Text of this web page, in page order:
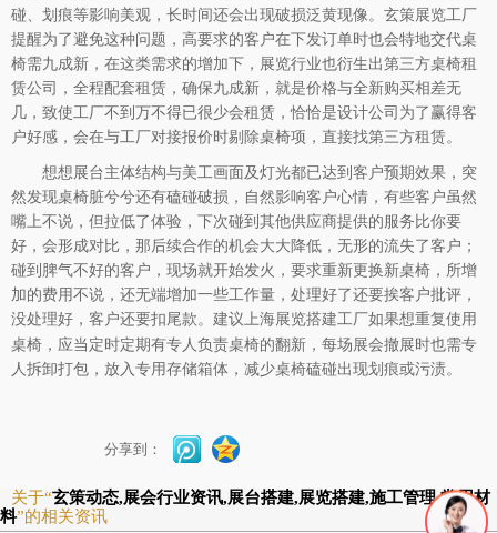
碰、划痕等影响美观，长时间还会出现破损泛黄现像。玄策展览工厂
提醒为了避免这种问题，高要求的客户在下发订单时也会特地交代桌
椅需九成新，在这类需求的增加下，展览行业也衍生出第三方桌椅租
赁公司，全程配套租赁，确保九成新，就是价格与全新购买相差无
几，致使工厂不到万不得已很少会租赁，恰恰是设计公司为了赢得客
户好感，会在与工厂对接报价时剔除桌椅项，直接找第三方租赁。
想想展台主体结构与美工画面及灯光都已达到客户预期效果，突
然发现桌椅脏兮兮还有磕碰破损，自然影响客户心情，有些客户虽然
嘴上不说，但拉低了体验，下次碰到其他供应商提供的服务比你要
好，会形成对比，那后续合作的机会大大降低，无形的流失了客户；
碰到脾气不好的客户，现场就开始发火，要求重新更换新桌椅，所增
加的费用不说，还无端增加一些工作量，处理好了还要挨客户批评，
没处理好，客户还要扣尾款。建议 上海展览搭建工厂如果想重复使用
桌椅，应当定时定期有专人负责桌椅的翻新，每场展会撤展时也需专
人拆卸打包，放入专用存储箱体，减少桌椅磕碰出现划痕或污渍。
分享到：
关于“玄策动态,展会行业资讯,展台搭建,展览搭建,施工管理,常用材
料”的相关资讯